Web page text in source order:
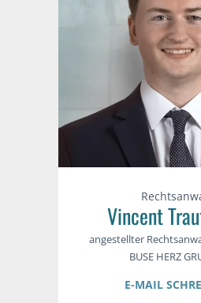
Vincent
angestellter
BUSE HERZ
E-MAIL